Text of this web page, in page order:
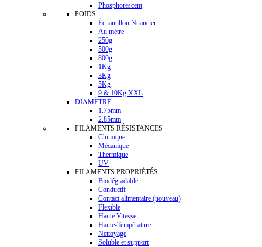
Phosphorescent
POIDS
Échantillon Nuancier
Au mètre
250g
500g
800g
1Kg
3Kg
5Kg
9 & 10Kg XXL
DIAMÈTRE
1.75mm
2.85mm
FILAMENTS RÉSISTANCES
Chimique
Mécanique
Thermique
UV
FILAMENTS PROPRIÉTÉS
Biodégradable
Conductif
Contact alimentaire (nouveau)
Flexible
Haute Vitesse
Haute-Température
Nettoyage
Soluble et support